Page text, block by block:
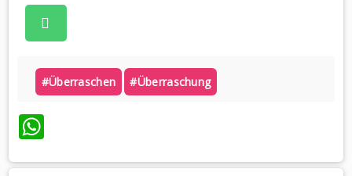
#überraschen #überraschung
WhatsApp